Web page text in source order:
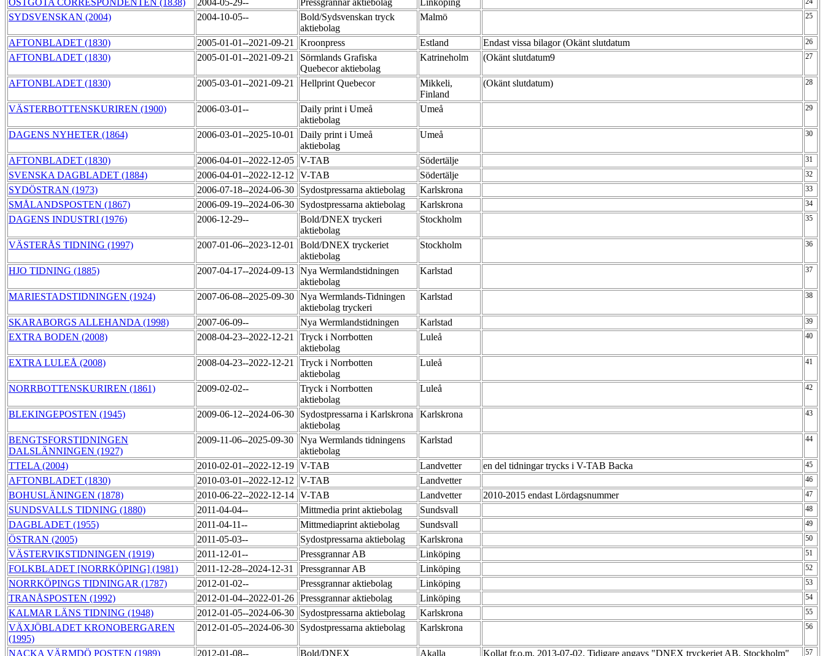
ÖSTGÖTA CORRESPONDENTEN (1838) 2004-05-29-- Pressgrannar aktiebolag Linköping
SYDSVENSKAN (2004) 2004-10-05--
Bold/Sydsvenskan tryck
aktiebolag
Malmö 25
AFTONBLADET (1830) 2005-01-01--2021-09-21 Kroonpress Estland Endast vissa bilagor (Okänt slutdatum 26
AFTONBLADET (1830) 2005-01-01--2021-09-21
Sörmlands Grafiska
Quebecor aktiebolag
Katrineholm (Okänt slutdatum9 27
AFTONBLADET (1830) 2005-03-01--2021-09-21 Hellprint Quebecor
Mikkeli,
Finland
(Okänt slutdatum) 28
VÄSTERBOTTENSKURIREN (1900) 2006-03-01--
Daily print i Umeå
aktiebolag
Umeå 29
DAGENS NYHETER (1864) 2006-03-01--2025-10-01
Daily print i Umeå
aktiebolag
Umeå 30
AFTONBLADET (1830) 2006-04-01--2022-12-05 V-TAB Södertälje 31
SVENSKA DAGBLADET (1884) 2006-04-01--2022-12-12 V-TAB Södertälje 32
SYDÖSTRAN (1973) 2006-07-18--2024-06-30 Sydostpressarna aktiebolag Karlskrona 33
SMÅLANDSPOSTEN (1867) 2006-09-19--2024-06-30 Sydostpressarna aktiebolag Karlskrona 34
DAGENS INDUSTRI (1976) 2006-12-29--
Bold/DNEX tryckeri
aktiebolag
Stockholm 35
VÄSTERÅS TIDNING (1997) 2007-01-06--2023-12-01
Bold/DNEX tryckeriet
aktiebolag
Stockholm 36
HJO TIDNING (1885) 2007-04-17--2024-09-13 Nya Wermlandstidningen
aktiebolag
Karlstad 37
MARIESTADSTIDNINGEN (1924) 2007-06-08--2025-09-30 Nya Wermlands-Tidningen
aktiebolag tryckeri
Karlstad 38
SKARABORGS ALLEHANDA (1998) 2007-06-09-- Nya Wermlandstidningen Karlstad 39
EXTRA BODEN (2008) 2008-04-23--2022-12-21
Tryck i Norrbotten
aktiebolag
Luleå 40
EXTRA LULEÅ (2008) 2008-04-23--2022-12-21
Tryck i Norrbotten
aktiebolag
Luleå 41
NORRBOTTENSKURIREN (1861) 2009-02-02--
Tryck i Norrbotten
aktiebolag
Luleå 42
BLEKINGEPOSTEN (1945) 2009-06-12--2024-06-30
Sydostpressarna i Karlskrona
aktiebolag
Karlskrona 43
BENGTSFORSTIDNINGEN
DALSLÄNNINGEN (1927)
2009-11-06--2025-09-30
Nya Wermlands tidningens
aktiebolag
Karlstad 44
TTELA (2004) 2010-02-01--2022-12-19 V-TAB Landvetter en del tidningar trycks i V-TAB Backa 45
AFTONBLADET (1830) 2010-03-01--2022-12-12 V-TAB Landvetter 46
BOHUSLÄNINGEN (1878) 2010-06-22--2022-12-14 V-TAB Landvetter 2010-2015 endast Lördagsnummer 47
SUNDSVALLS TIDNING (1880) 2011-04-04-- Mittmedia print aktiebolag Sundsvall 48
DAGBLADET (1955) 2011-04-11-- Mittmediaprint aktiebolag Sundsvall 49
ÖSTRAN (2005) 2011-05-03-- Sydostpressarna aktiebolag Karlskrona 50
VÄSTERVIKSTIDNINGEN (1919) 2011-12-01-- Pressgrannar AB Linköping 51
FOLKBLADET [NORRKÖPING] (1981) 2011-12-28--2024-12-31 Pressgrannar AB Linköping 52
NORRKÖPINGS TIDNINGAR (1787) 2012-01-02-- Pressgrannar aktiebolag Linköping 53
TRANÅSPOSTEN (1992) 2012-01-04--2022-01-26 Pressgrannar aktiebolag Linköping 54
KALMAR LÄNS TIDNING (1948) 2012-01-05--2024-06-30 Sydostpressarna aktiebolag Karlskrona 55
VÄXJÖBLADET KRONOBERGAREN
(1995)
2012-01-05--2024-06-30 Sydostpressarna aktiebolag Karlskrona 56
NACKA VÄRMDÖ POSTEN (1989) 2012-01-08-- Bold/DNEX Akalla Kollat fr.o.m. 2013-07-02. Tidigare angavs "DNEX tryckeriet AB, Stockholm" 57